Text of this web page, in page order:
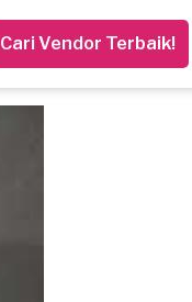
Cari Vendor Terbaik!